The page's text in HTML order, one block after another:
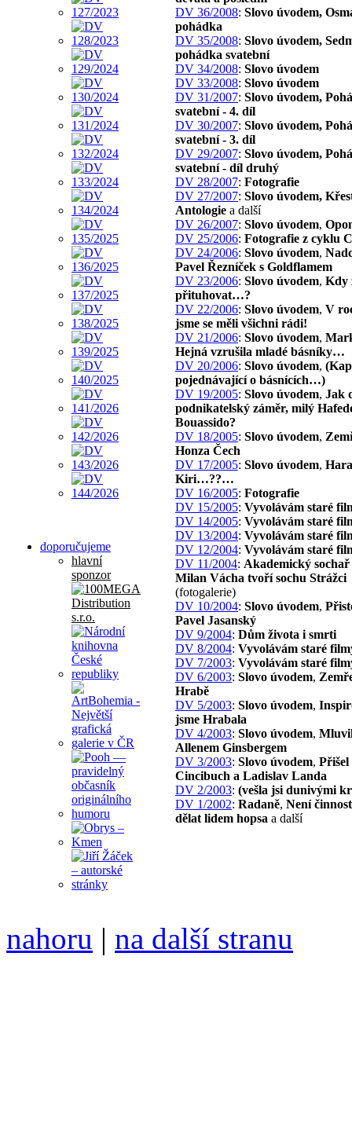
doporučujeme
hlavní
sponzor
DV 36/2008: Slovo úvodem,
pohádka
DV 35/2008: Slovo úvodem,
pohádka svatební
DV 34/2008: Slovo úvodem
DV 33/2008: Slovo úvodem
DV 31/2007: Slovo úvodem,
svatební - 4. díl
DV 30/2007: Slovo úvodem,
svatební - 3. díl
DV 29/2007: Slovo úvodem,
svatební - díl druhý
DV 28/2007: Fotografie
DV 27/2007: Slovo úvodem,
Antologie a další
DV 26/2007: Slovo úvodem,
DV 25/2006: Fotografie z cyklu
DV 24/2006: Slovo úvodem,
Pavel Řezníček s Goldflamem
DV 23/2006: Slovo úvodem, Kdy
přituhovat…?
DV 22/2006: Slovo úvodem, V
jsme se měli všichni rádi!
DV 21/2006: Slovo úvodem,
Hejná vzrušila mladé básníky…
DV 20/2006: Slovo úvodem,
pojednávající o básnících…)
DV 19/2005: Slovo úvodem, Jak
podnikatelský záměr, milý
Bouassido?
DV 18/2005: Slovo úvodem,
Honza Čech
DV 17/2005: Slovo úvodem, Hara
Kiri…??…
DV 16/2005: Fotografie
DV 15/2005: Vyvolávám staré
DV 14/2005: Vyvolávám staré
DV 13/2004: Vyvolávám staré
DV 12/2004: Vyvolávám staré
DV 11/2004: Akademický sochař
Milan Vácha tvoří sochu Strážci
(fotogalerie)
DV 10/2004: Slovo úvodem,
Pavel Jasanský
DV 9/2004: Dům života i smrti
DV 8/2004: Vyvolávám staré
DV 7/2003: Vyvolávám staré
DV 6/2003: Slovo úvodem,
Hrabě
DV 5/2003: Slovo úvodem,
jsme Hrabala
DV 4/2003: Slovo úvodem,
Allenem Ginsbergem
DV 3/2003: Slovo úvodem, Přišel
Cincibuch a Ladislav Landa
DV 2/2003: (vešla jsi dunivými
DV 1/2002: Radaně, Není
dělat lidem hopsa a další
nahoru | na další stranu